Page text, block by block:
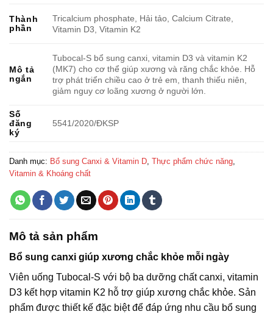
Thành
phần
Tricalcium phosphate, Hải tảo, Calcium Citrate,
Vitamin D3, Vitamin K2
Mô tả
ngắn
Tubocal-S bổ sung canxi, vitamin D3 và vitamin K2
(MK7) cho cơ thể giúp xương và răng chắc khỏe. Hỗ
trợ phát triển chiều cao ở trẻ em, thanh thiếu niên,
giảm nguy cơ loãng xương ở người lớn.
Số
đăng
ký
5541/2020/ÐKSP
Danh mục: Bổ sung Canxi & Vitamin D Thực phẩm chức năng
Vitamin & Khoáng chất
Mô tả sản phẩm
Bổ sung canxi giúp xương chắc khỏe mỗi ngày
Viên uống Tubocal-S với bộ ba dưỡng chất canxi, vitamin
D3 kết hợp vitamin K2 hỗ trợ giúp xương chắc khỏe. Sản
phẩm được thiết kế đặc biệt để đáp ứng nhu cầu bổ sung